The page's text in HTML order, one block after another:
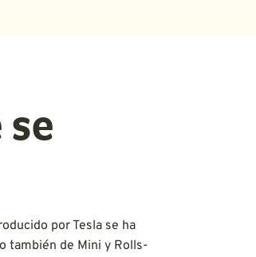
se
por Tesla se ha
también de Mini y Rolls-